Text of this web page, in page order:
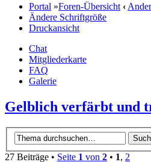
Portal »Foren-Übersicht ‹
Ändere Schriftgröße
Druckansicht
Chat
Mitgliederkarte
FAQ
Galerie
Gelblich verfärbt und
27 Beiträge • Seite 1 von 2 • 1, 2